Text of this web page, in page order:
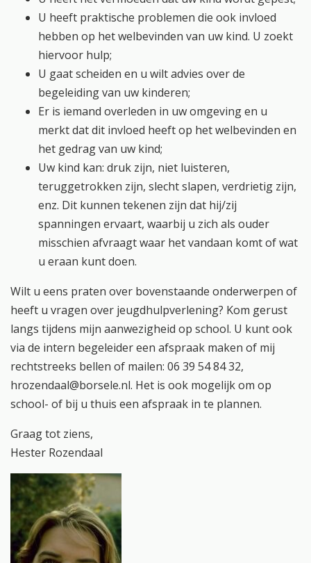
U heeft praktische problemen die ook invloed
hebben op het welbevinden van uw kind. U zoekt
hiervoor hulp;
U gaat scheiden en u wilt advies over de
begeleiding van uw kinderen;
Er is iemand overleden in uw omgeving en u
merkt dat dit invloed heeft op het welbevinden en
het gedrag van uw kind;
Uw kind kan: druk zijn, niet luisteren,
teruggetrokken zijn, slecht slapen, verdrietig zijn,
enz. Dit kunnen tekenen zijn dat hij/zij
spanningen ervaart, waarbij u zich als ouder
misschien afvraagt waar het vandaan komt of wat
u eraan kunt doen.
Wilt u eens praten over bovenstaande onderwerpen of
heeft u vragen over jeugdhulpverlening? Kom gerust
langs tijdens mijn aanwezigheid op school. U kunt ook
via de intern begeleider een afspraak maken of mij
rechtstreeks bellen of mailen: 06 39 54 84 32,
hrozendaal@borsele.nl. Het is ook mogelijk om op
school- of bij u thuis een afspraak in te plannen.
Graag tot ziens,
Hester Rozendaal